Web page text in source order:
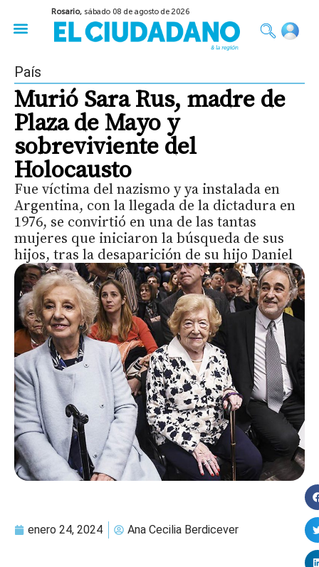
Rosario, sábado 08 de agosto de 2026
País
Murió Sara Rus, madre de
Plaza de Mayo y
sobreviviente del
Holocausto
Fue víctima del nazismo y ya instalada en
Argentina, con la llegada de la dictadura en
1976, se convirtió en una de las tantas
mujeres que iniciaron la búsqueda de sus
hijos, tras la desaparición de su hijo Daniel
enero 24, 2024 Ana Cecilia Berdicever